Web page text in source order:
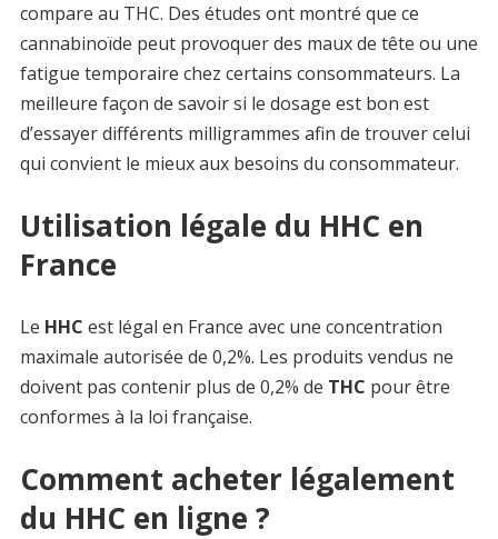
compare au THC. Des études ont montré que ce
cannabinoïde peut provoquer des maux de tête ou une
fatigue temporaire chez certains consommateurs. La
meilleure façon de savoir si le dosage est bon est
d’essayer différents milligrammes afin de trouver celui
qui convient le mieux aux besoins du consommateur.
Utilisation légale du HHC en
France
Le HHC est légal en France avec une concentration
maximale autorisée de 0,2%. Les produits vendus ne
doivent pas contenir plus de 0,2% de THC pour être
conformes à la loi française.
Comment acheter légalement
du HHC en ligne ?